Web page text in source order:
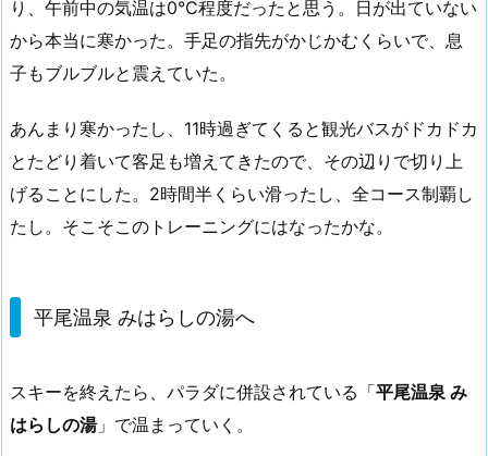
り、午前中の気温は0℃程度だったと思う。日が出ていない
から本当に寒かった。手足の指先がかじかむくらいで、息
子もブルブルと震えていた。
あんまり寒かったし、11時過ぎてくると観光バスがドカドカ
とたどり着いて客足も増えてきたので、その辺りで切り上
げることにした。2時間半くらい滑ったし、全コース制覇し
たし。そこそこのトレーニングにはなったかな。
平尾温泉 みはらしの湯へ
スキーを終えたら、パラダに併設されている「平尾温泉 み
はらしの湯」で温まっていく。